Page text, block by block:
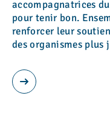
accompagnatrices
pour tenir bon.
renforcer leur
des organismes plus